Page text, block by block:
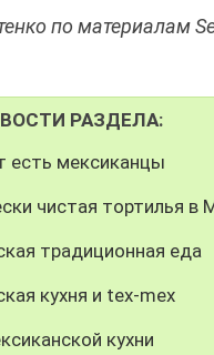
по материалам
РАЗДЕЛА:
есть мексиканцы
чистая тортилья в
традиционная еда
кухня и tex-mex
кухни